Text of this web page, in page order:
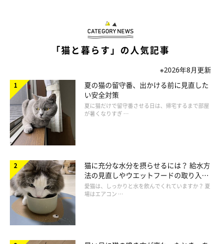
ねこのきもち投稿写真ギャラリー
は、フードがおいしくて満足している証拠です。これは子猫時代
の名残で、おっぱいを飲んで大満足だと、母猫に伝えているとき
と同じ行動だと考えられます。なお、低くうなるように鳴いてい
るなら、「フードを誰にも渡したくない、絶対に取らないでよ」
という気持ちです。
「猫と暮らす」の人気記事
※2026年8月更新
夏の猫の留守番、出かける前に見直した
い安全対策
夏に猫だけで留守番させる日は、帰宅するまで部屋
が暑くなりすぎ …
猫に充分な水分を摂らせるには？ 給水方
法の見直しやウエットフードの取り入れ
方を解説
愛猫は、しっかりと水を飲んでくれていますか？ 夏
場はエアコン …